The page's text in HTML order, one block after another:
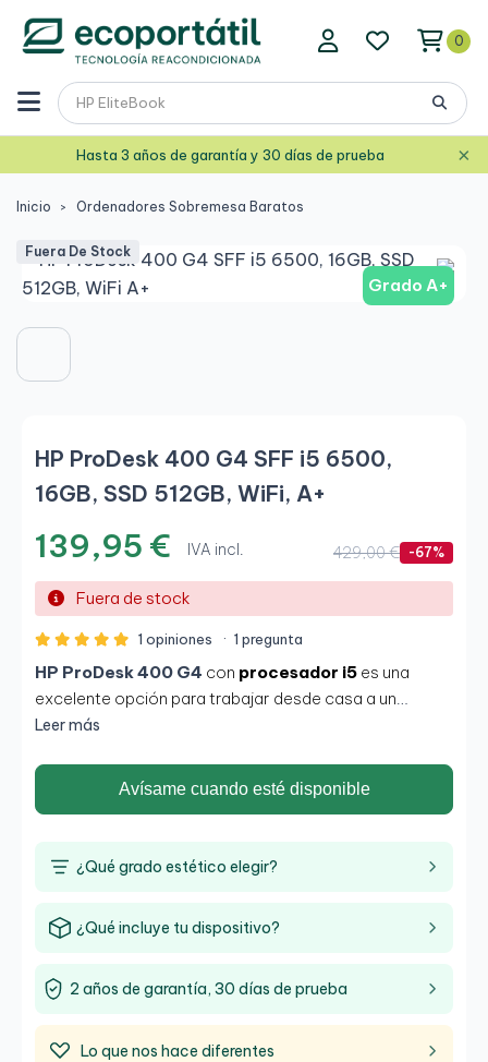
0
Hasta 3 años de garantía y 30 días de prueba ×
Inicio Ordenadores Sobremesa Baratos
Grado A+
Fuera De Stock
HP ProDesk 400 G4 SFF i5 6500,
16GB, SSD 512GB, WiFi, A+
139,95 € IVA incl. 429,00 € -67%
Fuera de stock
1 opiniones · 1 pregunta
HP ProDesk 400 G4 con procesador i5 es una
excelente opción para trabajar desde casa a un
máximo rendimiento. Gracias a su formato mediano
con una multiplicidad de conexiones. Además, sus
16GB de RAM y el disco duro sólido te permitirán
Leer más
Avísame cuando esté disponible
¿Qué grado estético elegir?
¿Qué incluye tu dispositivo?
2 años de garantía, 30 días de prueba
Lo que nos hace diferentes